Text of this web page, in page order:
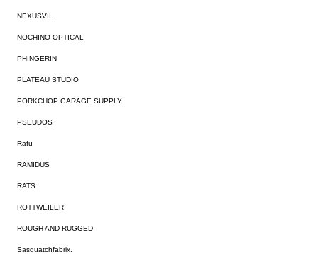
NEXUSVII.
NOCHINO OPTICAL
PHINGERIN
PLATEAU STUDIO
PORKCHOP GARAGE SUPPLY
PSEUDOS
Rafu
RAMIDUS
RATS
ROTTWEILER
ROUGH AND RUGGED
Sasquatchfabrix.